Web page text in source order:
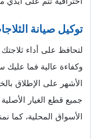
توكيل صيانة
لتحافظ على أداء
وكفاءة عالية فما
الأشهر على الإطلاق
جميع قطع الغيار
الأسواق المحلية، كما